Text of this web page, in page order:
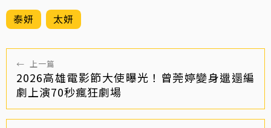
泰妍 太妍
← 上一篇
2026高雄電影節大使曝光！曾莞婷變身邋遢編
劇上演70秒瘋狂劇場